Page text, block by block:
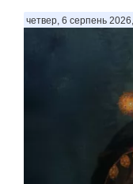
четвер, 6 серпень